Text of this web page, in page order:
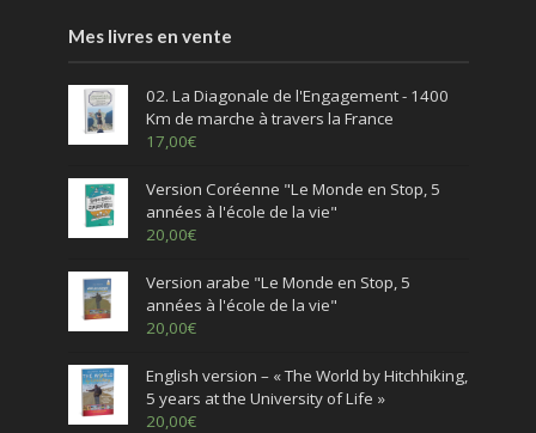
Mes livres en vente
02. La Diagonale de l'Engagement - 1400
Km de marche à travers la France
17,00€
Version Coréenne "Le Monde en Stop, 5
années à l'école de la vie"
20,00€
Version arabe "Le Monde en Stop, 5
années à l'école de la vie"
20,00€
English version – « The World by Hitchhiking,
5 years at the University of Life »
20,00€